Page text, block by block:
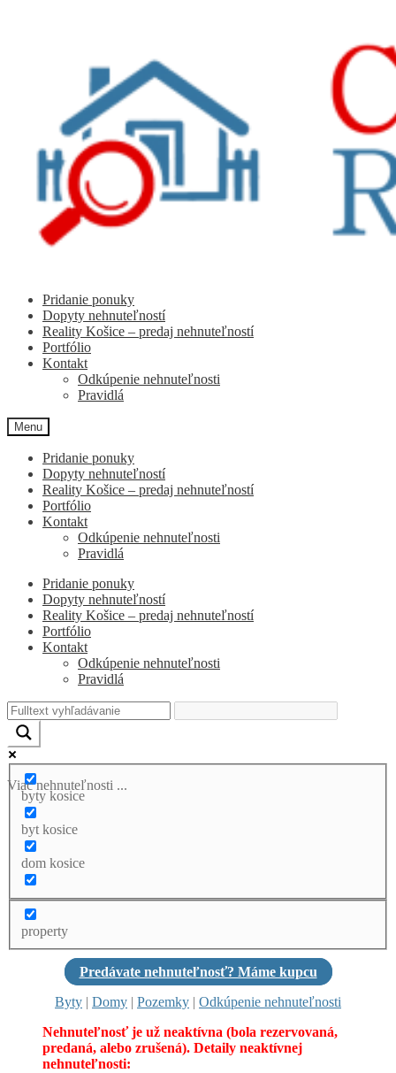
Pridanie ponuky
Dopyty nehnuteľností
Reality Košice – predaj nehnuteľností
Portfólio
Kontakt
Odkúpenie nehnuteľnosti
Pravidlá
Menu
Pridanie ponuky
Dopyty nehnuteľností
Reality Košice – predaj nehnuteľností
Portfólio
Kontakt
Odkúpenie nehnuteľnosti
Pravidlá
Pridanie ponuky
Dopyty nehnuteľností
Reality Košice – predaj nehnuteľností
Portfólio
Kontakt
Odkúpenie nehnuteľnosti
Pravidlá
Viac nehnuteľnosti ...
byty kosice
byt kosice
dom kosice
property
Predávate nehnuteľnosť? Máme kupcu
Byty | Domy | Pozemky | Odkúpenie nehnuteľnosti
Nehnuteľnosť je už neaktívna (bola rezervovaná,
predaná, alebo zrušená). Detaily neaktívnej
nehnuteľnosti: